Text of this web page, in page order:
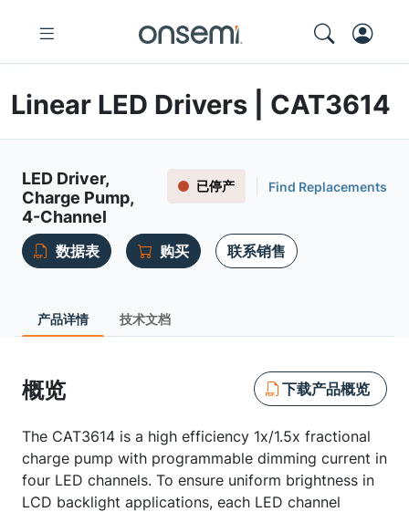
Linear LED Drivers | CAT3614
LED Driver,
Charge Pump,
4-Channel
已停产 Find Replacements
数据表 购买 联系销售
产品详情 技术文档
概览 下载产品概览
The CAT3614 is a high efficiency 1x/1.5x fractional
charge pump with programmable dimming current in
four LED channels. To ensure uniform brightness in
LCD backlight applications, each LED channel